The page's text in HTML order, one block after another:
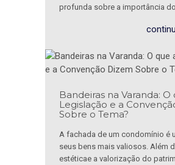
profunda sobre a importância do
Bandeiras na Varanda: O
Legislação e a
Sobre o Tema?
A fachada de um condomínio é
seus bens mais valiosos. Além
estéticae a valorização do